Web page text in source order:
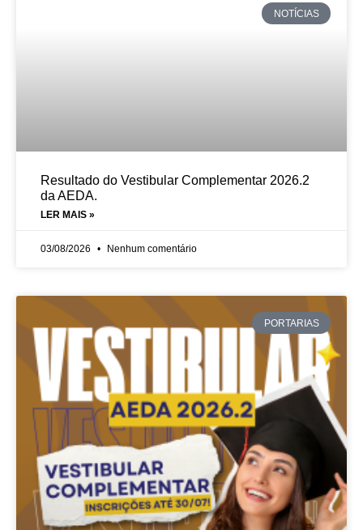
NOTÍCIAS
Resultado do Vestibular Complementar 2026.2
da AEDA.
LER MAIS »
03/08/2026 Nenhum comentário
PORTARIAS